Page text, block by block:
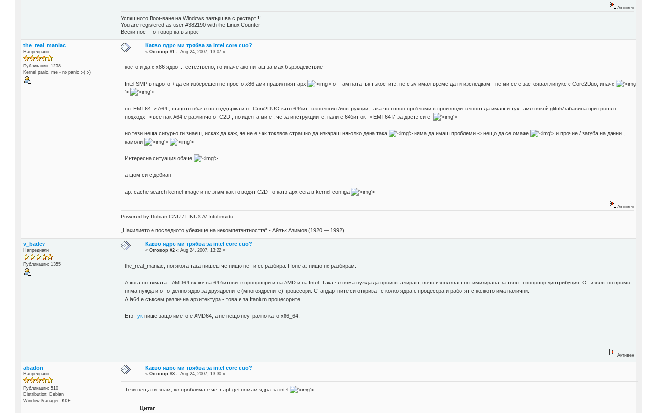
Активен
Успешното Boot-ване на Windows завършва с рестарт!!!
You are registered as user #382190 with the Linux Counter
Всеки пост - отговор на въпрос
the_real_maniac
Напреднали
Публикации: 1258
Kernel panic, me - no panic ;-) :-)
Какво ядро ми трябва за intel core duo?
«Отговор #1 -: Aug 24, 2007, 13:07 »
което и да е х86 ядро ... естествено, но иначе ако питаш за мах бързодействие
Intel SMP в ядрото + да си изберешен не просто x86 ами правилният арх '> от там нататък тъкостите, не съм имал време да ги изследвам - не ми се е застоявал линукс с Core2Duo, иначе
'>
'>
пп: EMT64 -> A64 , същото обаче се поддържа и от Core2DUO като 64бит технология./инструкции, така че освен проблеми с производителност да имаш и тук таме някой glitch/забавина при грешен
подходх -> все пак A64 е разлинчо от C2D , но идеята ми е , че за инструкциите, нали е 64бит ок -> EMT64 И за двете си е
'>
но тези неща сигурно ги знаеш, исках да каж, че не е чак токлвоа страшно да изкараш няколко дена така '> няма да имаш проблеми -> нещо да се омаже '> и прочие / загуба на данни ,
камоли
'> '>
Интересна ситуация обаче '>
а щом си с дебиан
apt-cache search kernel-image и не знам как го водят C2D-то като арх сегa в kernel-configa '>
Активен
Powered by Debian GNU / LINUX /// Intel inside ...
„Насилието е последното убежище на некомпетентността“ - Айзък Азимов (1920 — 1992)
v_badev
Напреднали
Публикации: 1355
Какво ядро ми трябва за intel core duo?
«Отговор #2 -: Aug 24, 2007, 13:22 »
the_real_maniac, понякога така пишеш че нищо не ти се разбира. Поне аз нищо не разбирам.
А сега по темата - AMD64 включва 64 битовите процесори и на AMD и на Intel. Така че няма нужда да преинсталираш, вече използваш оптимизирана за твоят процесор дистрибуция. От известно време
няма нужда и от отделно ядро за двуядрените (многоядрените) процесори. Стандартните си откриват с колко ядра е процесора и работят с колкото има налични.
А ia64 е съвсем различна архитектура - това е за Itanium процесорите.
Етотук пише защо името е AMD64, а не нещо неутрално като x86_64.
Активен
abadon
Напреднали
Публикации: 510
Distribution: Debian
Window Manager: KDE
Какво ядро ми трябва за intel core duo?
«Отговор #3 -: Aug 24, 2007, 13:30 »
Тези неща ги знам, но проблема е че в apt-get нямам ядра за intel '> :
Цитат